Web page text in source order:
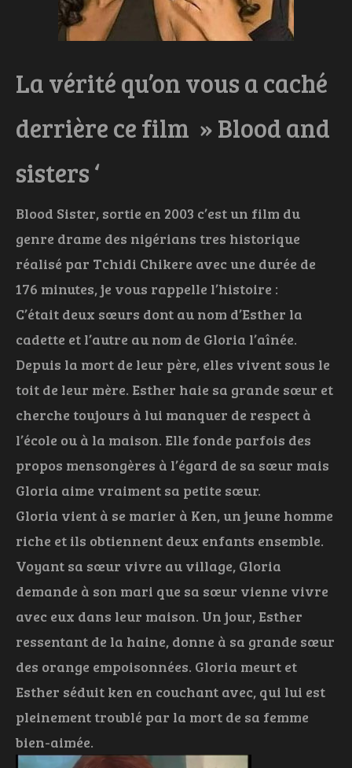
La vérité qu’on vous a caché
derrière ce film » Blood and
sisters ‘
Blood Sister, sortie en 2003 c’est un film du
genre drame des nigérians tres historique
réalisé par Tchidi Chikere avec une durée de
176 minutes, je vous rappelle l’histoire :
C’était deux sœurs dont au nom d’Esther la
cadette et l’autre au nom de Gloria l’aînée.
Depuis la mort de leur père, elles vivent sous le
toit de leur mère. Esther haie sa grande sœur et
cherche toujours à lui manquer de respect à
l’école ou à la maison. Elle fonde parfois des
propos mensongères à l’égard de sa sœur mais
Gloria aime vraiment sa petite sœur.
Gloria vient à se marier à Ken, un jeune homme
riche et ils obtiennent deux enfants ensemble.
Voyant sa sœur vivre au village, Gloria
demande à son mari que sa sœur vienne vivre
avec eux dans leur maison. Un jour, Esther
ressentant de la haine, donne à sa grande sœur
des orange empoisonnées. Gloria meurt et
Esther séduit ken en couchant avec, qui lui est
pleinement troublé par la mort de sa femme
bien-aimée.